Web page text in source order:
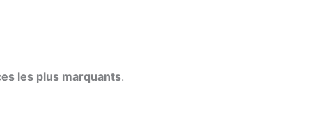
les plus marquants.